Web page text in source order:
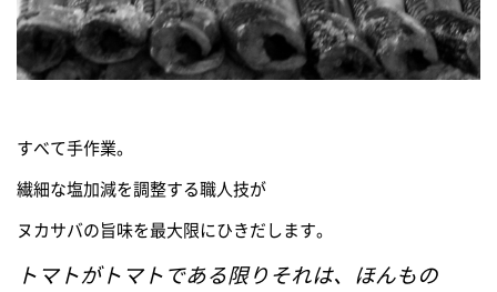
すべて手作業。
繊細な塩加減を調整する職人技が
ヌカサバの旨味を最大限にひきだします。
トマトがトマトである限りそれは、ほんもの